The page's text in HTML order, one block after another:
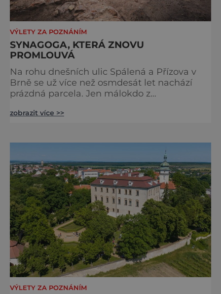
VÝLETY ZA POZNÁNÍM
SYNAGOGA, KTERÁ ZNOVU
PROMLOUVÁ
Na rohu dnešních ulic Spálená a Přízova v
Brně se už více než osmdesát let nachází
prázdná parcela. Jen málokdo z
z největších synagog v českých zemích –
Velká synagoga byla slavnostně otevřena v
roce 1856, v době, kdy se město proměňovalo
v p
zobrazit více >>
VÝLETY ZA POZNÁNÍM